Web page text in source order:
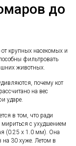
до
крупных насекомых и
фильтровать
животных.
почему кот
на вес
ударе.
в том, что ради
мириться с ухудшением
(0.25 х 1.0 мм). Она
на 30 хуже. Летом в